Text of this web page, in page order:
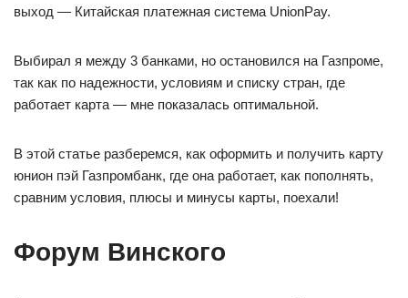
выход — Китайская платежная система UnionPay.
Выбирал я между 3 банками, но остановился на Газпроме,
так как по надежности, условиям и списку стран, где
работает карта — мне показалась оптимальной.
В этой статье разберемся, как оформить и получить карту
юнион пэй Газпромбанк, где она работает, как пополнять,
сравним условия, плюсы и минусы карты, поехали!
Форум Винского